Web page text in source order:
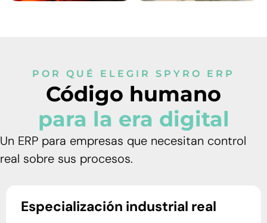
POR QUÉ ELEGIR SPYRO ERP
Código humano
para la era digital
Un ERP para empresas que necesitan control
real sobre sus procesos.
Especialización industrial real